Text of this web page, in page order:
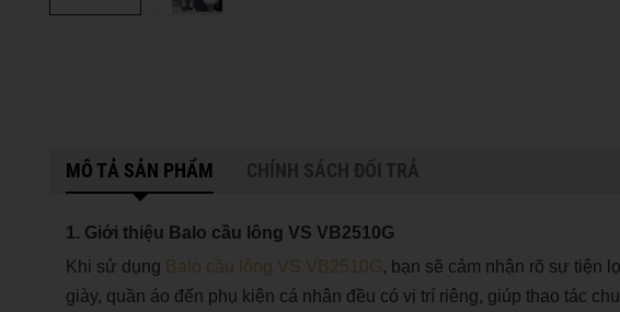
MÔ TẢ SẢN PHẨM CHÍNH SÁCH ĐỔI TRẢ
1. Giới thiệu Balo cầu lông VS VB2510G
Khi sử dụng Balo cầu lông VS VB2510G, bạn sẽ cảm nhận rõ sự tiện
giày, quần áo đến phụ kiện cá nhân đều có vị trí riêng, giúp thao tác